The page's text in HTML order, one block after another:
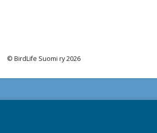
© BirdLife Suomi ry 2026